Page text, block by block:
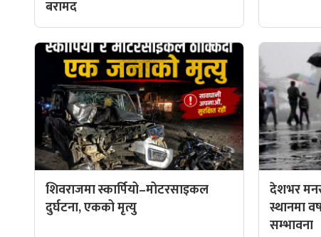
बरामद
शिवराजमा स्कार्पियो–मोटरसाइकल
दुर्घटना, एकको मृत्यु
देशभर
स्थानमा
सम्भावना